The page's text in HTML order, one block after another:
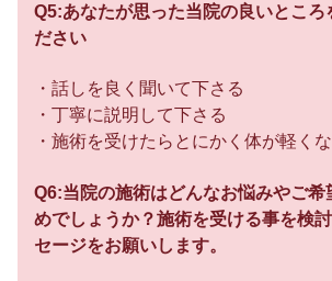
Q5:あなたが思った当院の良いところ
ださい
・話しを良く聞いて下さる
・丁寧に説明して下さる
・施術を受けたらとにかく体が軽く
Q6:当院の施術はどんなお悩みやご希
めでしょうか？施術を受ける事を検
セージをお願いします。